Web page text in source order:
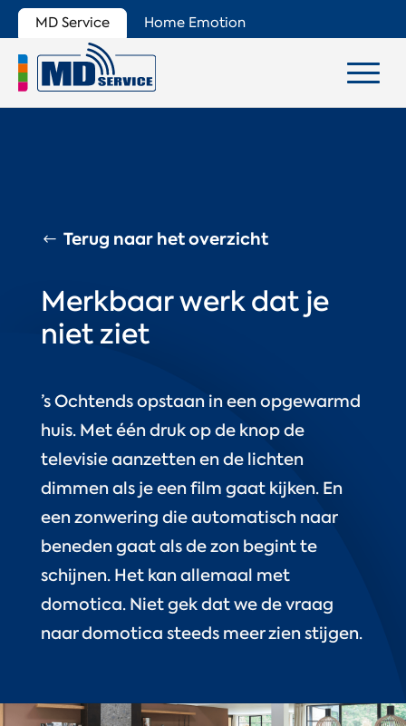
MD Service Home Emotion
Terug naar het overzicht
Merkbaar werk dat je
niet ziet
’s Ochtends opstaan in een opgewarmd
huis. Met één druk op de knop de
televisie aanzetten en de lichten
dimmen als je een film gaat kijken. En
een zonwering die automatisch naar
beneden gaat als de zon begint te
schijnen. Het kan allemaal met
domotica. Niet gek dat we de vraag
naar domotica steeds meer zien stijgen.